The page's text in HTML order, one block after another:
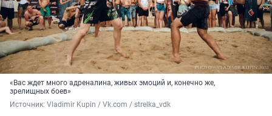
«Вас ждет много адреналина, живых эмоций и, конечно же,
зрелищных боев»
Источник: Vladimir Kupin / Vk.com / strelka_vdk